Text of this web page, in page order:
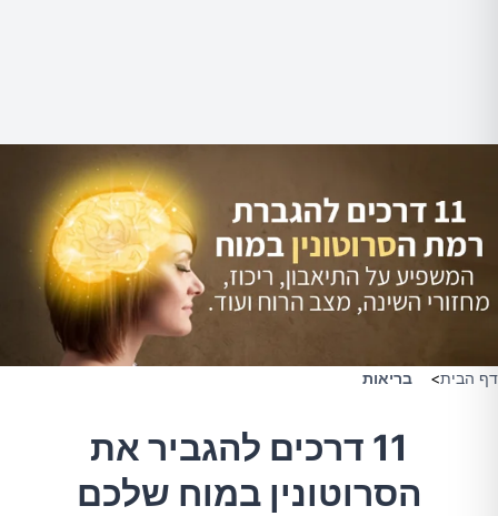
דף הבית> בריאות
11 דרכים להגביר את
הסרוטונין במוח שלכם